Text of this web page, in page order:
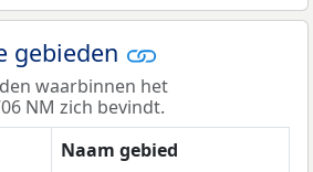
gebieden
waarbinnen het
NM zich bevindt.
Naam gebied